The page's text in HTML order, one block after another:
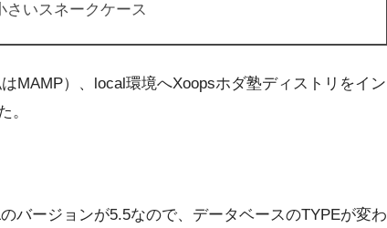
さいスネークケース
MAMP）、local環境へXoopsホダ塾ディストリをイン
。
バージョンが5.5なので、データベースのTYPEが変わ